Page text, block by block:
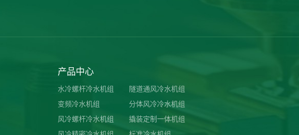
产品中心
水冷螺杆冷水机组
变频冷水机组
风冷螺杆冷水机组
隧道通风冷水机组
分体风冷冷水机组
撬装定制一体机组